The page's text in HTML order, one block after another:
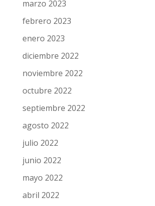
marzo 2023
febrero 2023
enero 2023
diciembre 2022
noviembre 2022
octubre 2022
septiembre 2022
agosto 2022
julio 2022
junio 2022
mayo 2022
abril 2022